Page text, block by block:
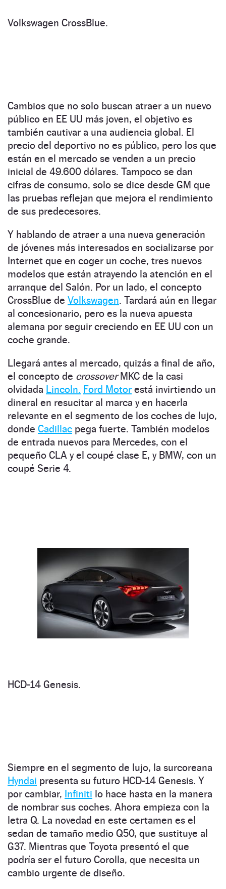
Volkswagen CrossBlue.
Cambios que no solo buscan atraer a un nuevo
público en EE UU más joven, el objetivo es
también cautivar a una audiencia global. El
precio del deportivo no es público, pero los que
están en el mercado se venden a un precio
inicial de 49.600 dólares. Tampoco se dan
cifras de consumo, solo se dice desde GM que
las pruebas reflejan que mejora el rendimiento
de sus predecesores.
Y hablando de atraer a una nueva generación
de jóvenes más interesados en socializarse por
Internet que en coger un coche, tres nuevos
modelos que están atrayendo la atención en el
arranque del Salón. Por un lado, el concepto
CrossBlue de Volkswagen. Tardará aún en llegar
al concesionario, pero es la nueva apuesta
alemana por seguir creciendo en EE UU con un
coche grande.
Llegará antes al mercado, quizás a final de año,
el concepto de crossoverMKC de la casi
olvidada Lincoln. Ford Motor está invirtiendo un
dineral en resucitar al marca y en hacerla
relevante en el segmento de los coches de lujo,
donde Cadillac pega fuerte. También modelos
de entrada nuevos para Mercedes, con el
pequeño CLA y el coupé clase E, y BMW, con un
coupé Serie 4.
HCD-14 Genesis.
Siempre en el segmento de lujo, la surcoreana
Hyndai presenta su futuro HCD-14 Genesis. Y
por cambiar, Infiniti lo hace hasta en la manera
de nombrar sus coches. Ahora empieza con la
letra Q. La novedad en este certamen es el
sedan de tamaño medio Q50, que sustituye al
G37. Mientras que Toyota presentó el que
podría ser el futuro Corolla, que necesita un
cambio urgente de diseño.